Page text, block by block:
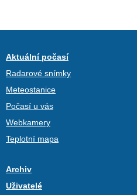
Aktuální počasí
Radarové snímky
Meteostanice
Počasí u vás
Webkamery
Teplotní mapa
Archiv
Uživatelé